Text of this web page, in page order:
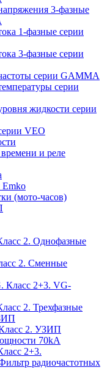
3-фазные
1-фазные серии
3-фазные серии
серии GAMMA
серии
жидкости серии
VEO
и реле
Emko
(мото-часов)
2. Однофазные
2. Сменные
Класс 2+3. VG-
2. Трехфазные
2. УЗИП
70kA
2+3.
радиочастотных